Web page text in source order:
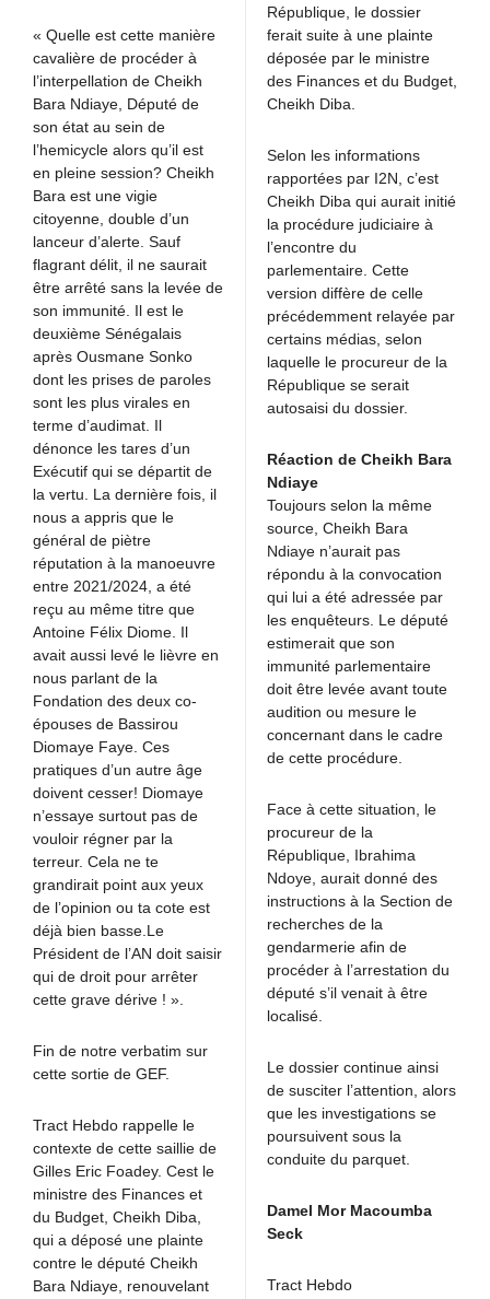
« Quelle est cette manière
cavalière de procéder à
l’interpellation de Cheikh
Bara Ndiaye, Député de
son état au sein de
l’hemicycle alors qu’il est
en pleine session? Cheikh
Bara est une vigie
citoyenne, double d’un
lanceur d’alerte. Sauf
flagrant délit, il ne saurait
être arrêté sans la levée de
son immunité. Il est le
deuxième Sénégalais
après Ousmane Sonko
dont les prises de paroles
sont les plus virales en
terme d’audimat. Il
dénonce les tares d’un
Exécutif qui se départit de
la vertu. La dernière fois, il
nous a appris que le
général de piètre
réputation à la manoeuvre
entre 2021/2024, a été
reçu au même titre que
Antoine Félix Diome. Il
avait aussi levé le lièvre en
nous parlant de la
Fondation des deux co-
épouses de Bassirou
Diomaye Faye. Ces
pratiques d’un autre âge
doivent cesser! Diomaye
n’essaye surtout pas de
vouloir régner par la
terreur. Cela ne te
grandirait point aux yeux
de l’opinion ou ta cote est
déjà bien basse.Le
Président de l’AN doit saisir
qui de droit pour arrêter
cette grave dérive ! ».
Fin de notre verbatim sur
cette sortie de GEF.
Tract Hebdo rappelle le
contexte de cette saillie de
Gilles Eric Foadey. Cest le
ministre des Finances et
du Budget, Cheikh Diba,
qui a déposé une plainte
contre le député Cheikh
Bara Ndiaye, renouvelant
République, le dossier
ferait suite à une plainte
déposée par le ministre
des Finances et du Budget,
Cheikh Diba.
Selon les informations
rapportées par I2N, c’est
Cheikh Diba qui aurait initié
la procédure judiciaire à
l’encontre du
parlementaire. Cette
version diffère de celle
précédemment relayée par
certains médias, selon
laquelle le procureur de la
République se serait
autosaisi du dossier.
Réaction de Cheikh Bara
Ndiaye
Toujours selon la même
source, Cheikh Bara
Ndiaye n’aurait pas
répondu à la convocation
qui lui a été adressée par
les enquêteurs. Le député
estimerait que son
immunité parlementaire
doit être levée avant toute
audition ou mesure le
concernant dans le cadre
de cette procédure.
Face à cette situation, le
procureur de la
République, Ibrahima
Ndoye, aurait donné des
instructions à la Section de
recherches de la
gendarmerie afin de
procéder à l’arrestation du
député s’il venait à être
localisé.
Le dossier continue ainsi
de susciter l’attention, alors
que les investigations se
poursuivent sous la
conduite du parquet.
Damel Mor Macoumba
Seck
Tract Hebdo